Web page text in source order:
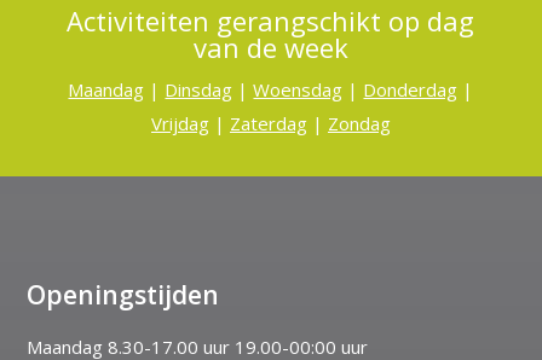
Activiteiten gerangschikt op dag
van de week
Maandag | Dinsdag |Woensdag | Donderdag |
Vrijdag| Zaterdag| Zondag
Openingstijden
Maandag 8.30-17.00 uur 19.00-00:00 uur